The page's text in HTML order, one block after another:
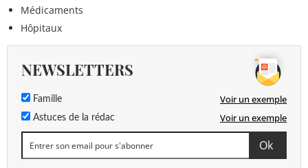
Médicaments
Hôpitaux
NEWSLETTERS
Famille Voir un exemple
Astuces de la rédac Voir un exemple